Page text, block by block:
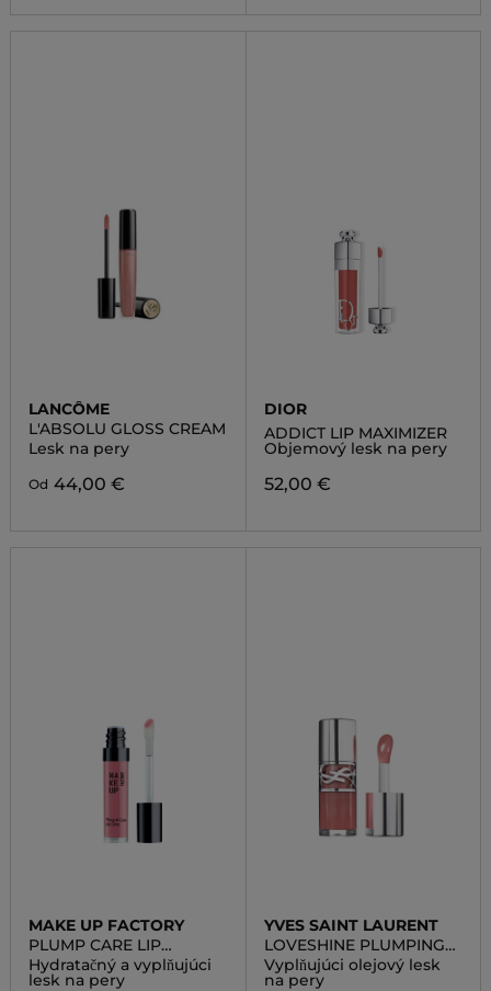
LANCÔME
L'ABSOLU GLOSS CREAM
Lesk na pery
Od 44,00 €
DIOR
ADDICT LIP MAXIMIZER
Objemový lesk na pery
52,00 €
MAKE UP FACTORY
PLUMP CARE LIP
COOSTER
Hydratačný a vyplňujúci
lesk na pery
YVES SAINT LAURENT
LOVESHINE PLUMPING
LIP OIL
Vyplňujúci olejový lesk
na pery